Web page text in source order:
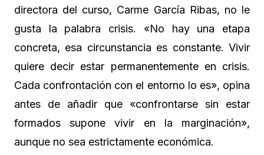
directora del curso, Carme García Ribas, no le
gusta la palabra crisis. «No hay una etapa
concreta, esa circunstancia es constante. Vivir
quiere decir estar permanentemente en crisis.
Cada confrontación con el entorno lo es», opina
antes de añadir que «confrontarse sin estar
formados supone vivir en la marginación»,
aunque no sea estrictamente económica.